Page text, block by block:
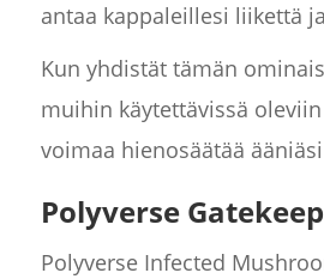
antaa kappaleillesi liikettä
Kun yhdistät tämän
muihin käytettävissä
voimaa hienosäätää
Polyverse
Polyverse Infected